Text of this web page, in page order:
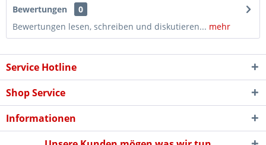
Bewertungen
0
Bewertungen lesen, schreiben und diskutieren... mehr
Service Hotline
Shop Service
Informationen